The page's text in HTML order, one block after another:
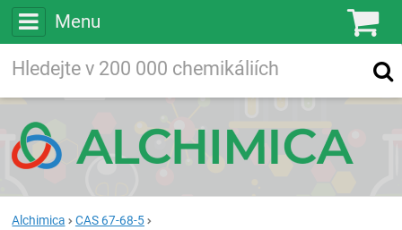
Menu
Vyhledávání
Alchimica
CAS 67-68-5